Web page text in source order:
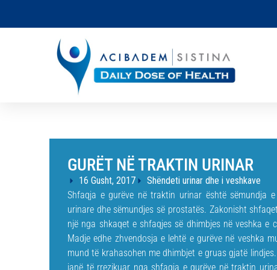
GURËT NË TRAKTIN URINAR
16 Gusht, 2017
Shëndeti urinar dhe i veshkave
Shfaqja e gurëve në traktin urinar është sëmundja
urinare dhe sëmundjes së prostatës. Zakonisht
një nga shkaqet e shfaqjes së dhimbjes në veshka
Madje edhe zhvendosja e lehtë e gurëve në veshka
mund të krahasohen me dhimbjet e gruas gjatë
janë të rrezikuar nga shfaqja e gurëve në traktin